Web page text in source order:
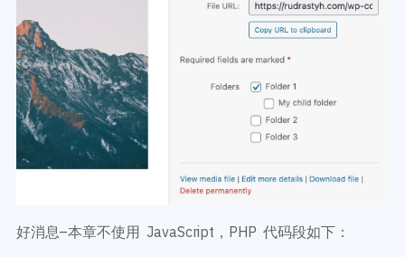
好消息–本章不使用 JavaScript，PHP 代码段如下：